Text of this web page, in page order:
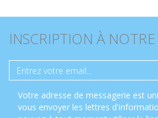
INSCRIPTION À NOTRE
Votre adresse de messagerie est
vous envoyer les lettres